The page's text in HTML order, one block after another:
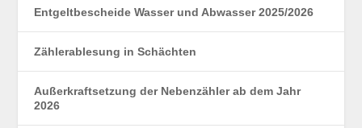
Entgeltbescheide Wasser und Abwasser 2025/2026
Zählerablesung in Schächten
Außerkraftsetzung der Nebenzähler ab dem Jahr
2026